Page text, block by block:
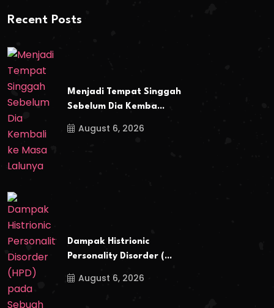
Recent Posts
Menjadi Tempat Singgah
Sebelum Dia Kemba...
August 6, 2026
Dampak Histrionic
Personality Disorder (...
August 6, 2026